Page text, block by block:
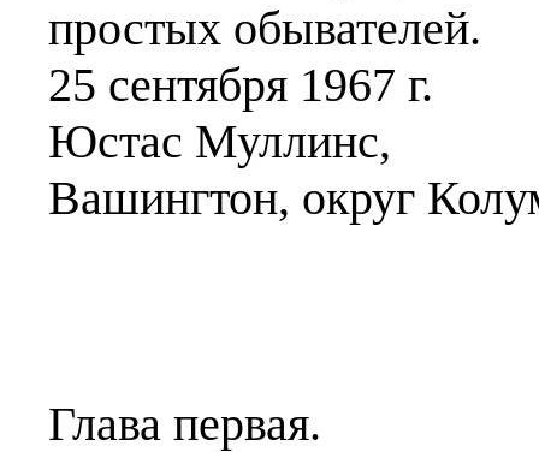
простых обывателей.
25 сентября 1967 г.
Юстас Муллинс,
Вашингтон, округ
Глава первая.